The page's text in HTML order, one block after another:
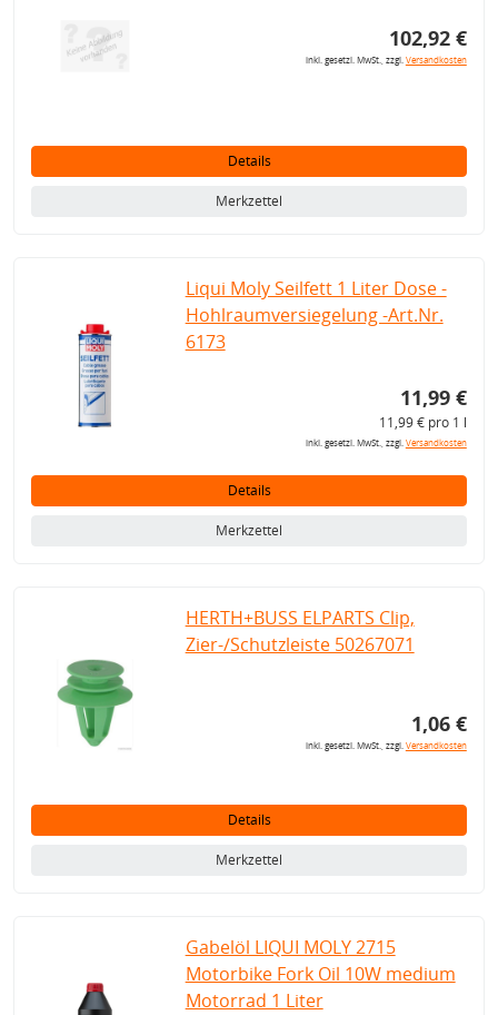
102,92 €
inkl. gesetzl. MwSt., zzgl.Versandkosten
Details
Merkzettel
Liqui Moly Seilfett 1 Liter Dose -
Hohlraumversiegelung -Art.Nr.
6173
11,99 €
11,99 € pro 1 l
inkl. gesetzl. MwSt., zzgl.Versandkosten
Details
Merkzettel
HERTH+BUSS ELPARTS Clip,
Zier-/Schutzleiste 50267071
1,06 €
inkl. gesetzl. MwSt., zzgl.Versandkosten
Details
Merkzettel
Gabelöl LIQUI MOLY 2715
Motorbike Fork Oil 10W medium
Motorrad 1 Liter